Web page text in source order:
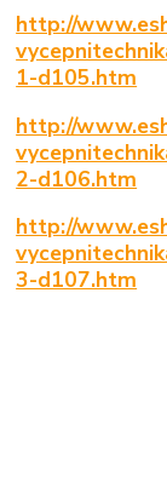
http://
1-d105.htm
http://
2-d106.htm
http://
3-d107.htm